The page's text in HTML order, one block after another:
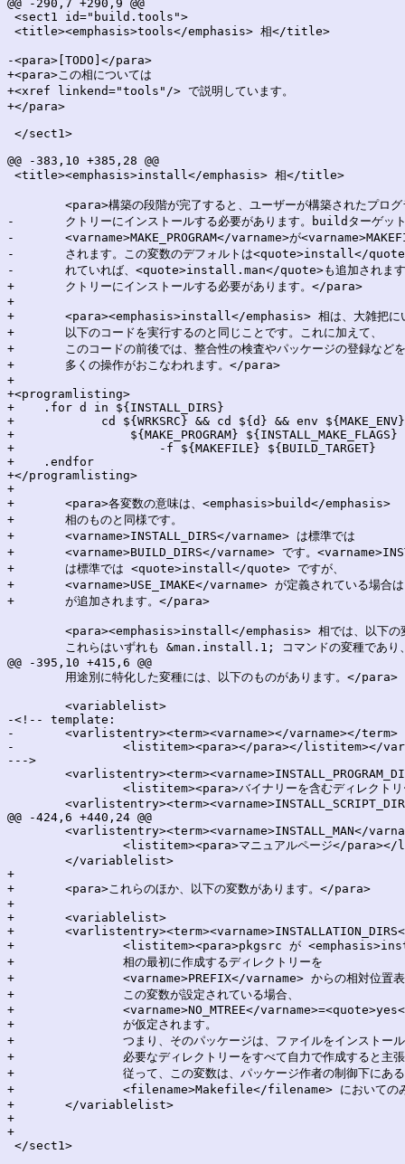
@@ -290,7 +290,9 @@
<sect1 id="build.tools">
<title><emphasis>tools</emphasis> 相</title>
-<para>[TODO]</para>
+<para>この相については
+<xref linkend="tools"/> で説明しています。
+</para>
</sect1>
@@ -383,10 +385,28 @@
<title><emphasis>install</emphasis> 相</title>
-	クトリーにインストールする必要があります。buildターゲットと同様に、
-	<varname>MAKE_PROGRAM</varname>が<varname>MAKEFILE</varname>中で起動されます。ただし、<varname>INSTALL_TARGET</varname>が指定
-	されます。この変数のデフォルトは<quote>install</quote>です。(もし<varname>USE_IMAKE</varname>が設定さ
-	れていれば、<quote>install.man</quote>も追加されます)。</para>
+	クトリーにインストールする必要があります。</para>
+
+	<para><emphasis>install</emphasis> 相は、大雑把にいえば、
+	以下のコードを実行するのと同じことです。これに加えて、
+	このコードの前後では、整合性の検査やパッケージの登録などをするため、
+	多くの操作がおこなわれます。</para>
+
+<programlisting>
+    .for d in ${INSTALL_DIRS}
+            cd ${WRKSRC} && cd ${d} && env
+                ${MAKE_PROGRAM}
+                    -f ${MAKEFILE} ${BUILD_TARGET}
+    .endfor
+</programlisting>
+
+	<para>各変数の意味は、<emphasis>build</emphasis>
+	相のものと同様です。
+	<varname>INSTALL_DIRS</varname> は標準では
+	<varname>BUILD_DIRS</varname> です。<varname>INSTALL_TARGET</varname>
+	は標準では <quote>install</quote> ですが、
+	<varname>USE_IMAKE</varname> が定義されている場合は <quote>install.man</quote>
+	が追加されます。</para>
@@ -395,10 +415,6 @@
-<!-- template:
-	<varlistentry><term><varname></varname></term>
-		<listitem><para></para></listitem></varlistentry>
--->
@@ -424,6 +440,24 @@
+
+	<para>これらのほか、以下の変数があります。</para>
+
+	<variablelist>
+	<varlistentry><term><varname>INSTALLATION_DIRS</varname></term>
+		<listitem><para>pkgsrc が <emphasis>install</emphasis>
+		相の最初に作成するディレクトリーを
+		<varname>PREFIX</varname> からの相対位置表記で並べたリストです。
+		この変数が設定されている場合、
+		<varname>NO_MTREE</varname>=<quote>yes</quote>
+		が仮定されます。
+		つまり、そのパッケージは、ファイルをインストールする前に、
+		必要なディレクトリーをすべて自力で作成すると主張していることになります。
+		従って、この変数は、パッケージ作者の制御下にある
+		<filename>Makefile</filename> においてのみ設定するものです。</para></listitem></varlistentry>
+	</variablelist>
+
+
</sect1>